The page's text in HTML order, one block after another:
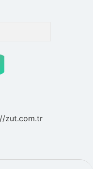
zut.com.tr